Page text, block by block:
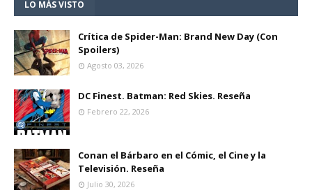
LO MÁS VISTO
Crítica de Spider-Man: Brand New Day (Con
Spoilers)
Agosto 03, 2026
DC Finest. Batman: Red Skies. Reseña
Febrero 22, 2026
Conan el Bárbaro en el Cómic, el Cine y la
Televisión. Reseña
Julio 30, 2026